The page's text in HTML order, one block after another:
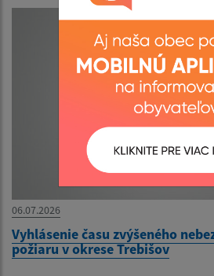
06.07.2026
Vyhlásenie času zvýšeného
požiaru v okrese Trebišov